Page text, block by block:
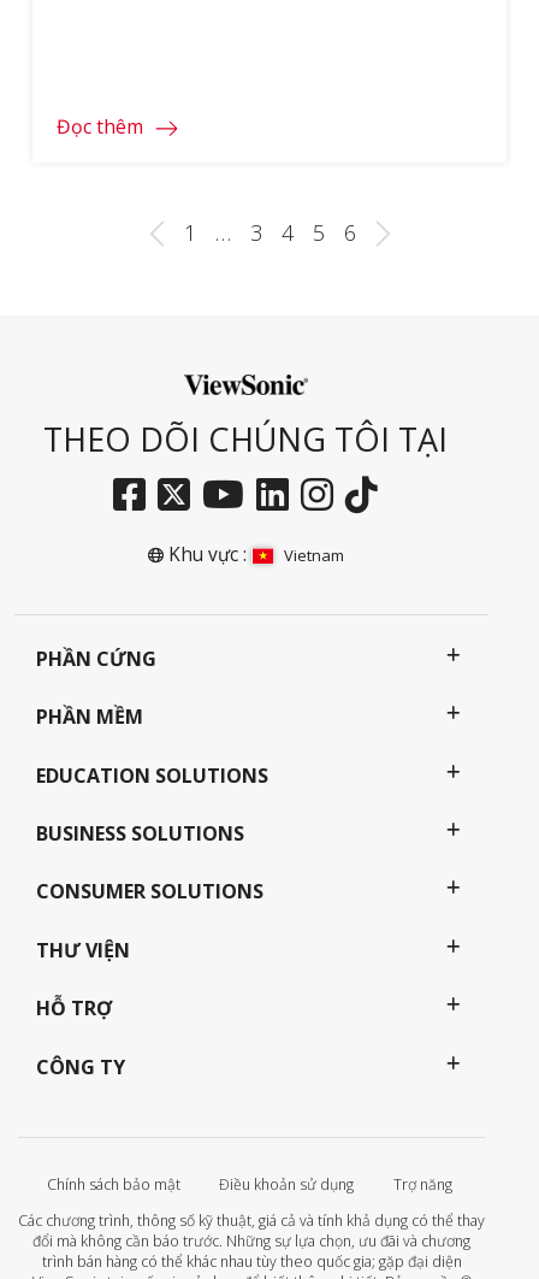
triệu đồng của […]
Đọc thêm
1 … 3 4 5 6
THEO DÕI CHÚNG TÔI TẠI
Khu vực : Vietnam
PHẦN CỨNG
PHẦN MỀM
EDUCATION SOLUTIONS
BUSINESS SOLUTIONS
CONSUMER SOLUTIONS
THƯ VIỆN
HỖ TRỢ
CÔNG TY
Chính sách bảo mật Điều khoản sử dụng
Trợ năng
Các chương trình, thông số kỹ thuật, giá cả và tính khả dụng có thể thay
đổi mà không cần báo trước. Những sự lựa chọn, ưu đãi và chương
trình bán hàng có thể khác nhau tùy theo quốc gia; gặp đại diện